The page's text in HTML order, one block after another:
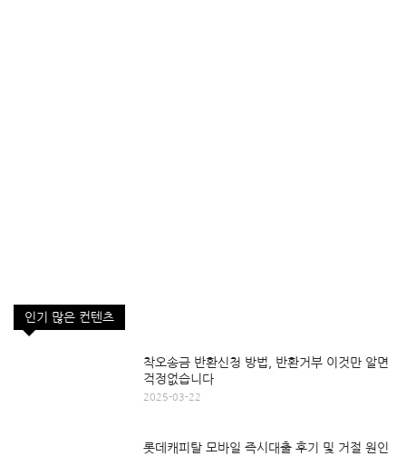
인기 많은 컨텐츠
착오송금 반환신청 방법, 반환거부 이것만 알면
걱정없습니다
2025-03-22
롯데캐피탈 모바일 즉시대출 후기 및 거절 원인